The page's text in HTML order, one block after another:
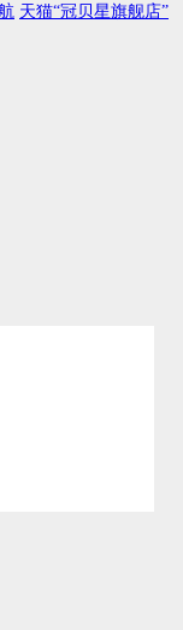
天猫“冠贝星旗舰店”